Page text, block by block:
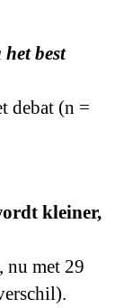
best
debat (n =
kleiner,
met 29